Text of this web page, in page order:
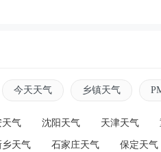
今天天气 乡镇天气
天气 沈阳天气 天津天气
乡天气 石家庄天气 保定天气